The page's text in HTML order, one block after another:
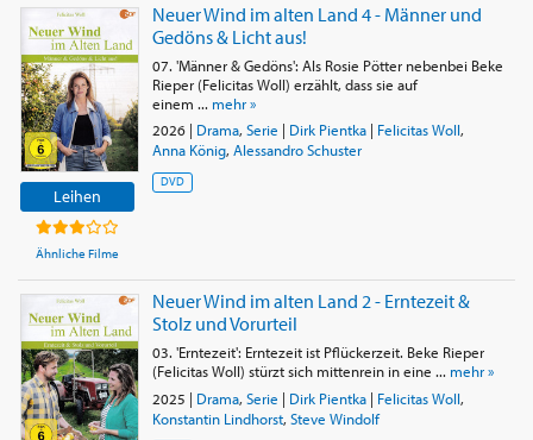
Leihen
Ähnliche Filme
Neuer Wind im alten Land 4 - Männer und
Gedöns & Licht aus!
07. 'Männer & Gedöns': Als Rosie Pötter nebenbei Beke
Rieper (Felicitas Woll) erzählt, dass sie auf
einem ... mehr »
2026| Drama, Serie | Dirk Pientka| Felicitas Woll,
Anna König, Alessandro Schuster
DVD
Neuer Wind im alten Land 2 - Erntezeit &
Stolz und Vorurteil
03. 'Erntezeit': Erntezeit ist Pflückerzeit. Beke Rieper
(Felicitas Woll) stürzt sich mittenrein in eine ... mehr »
2025 | Drama, Serie | Dirk Pientka| Felicitas Woll,
Konstantin Lindhorst, Steve Windolf